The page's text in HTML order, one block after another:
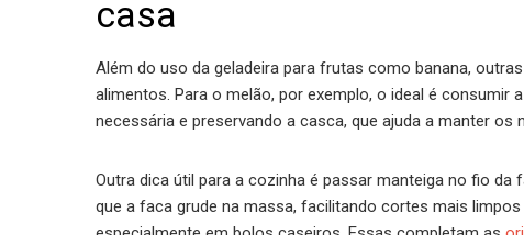
casa
Além do uso da geladeira para frutas como banana,
alimentos. Para o melão, por exemplo, o ideal é
necessária e preservando a casca, que ajuda a manter os
Outra dica útil para a cozinha é passar manteiga no fio
que a faca grude na massa, facilitando cortes mais